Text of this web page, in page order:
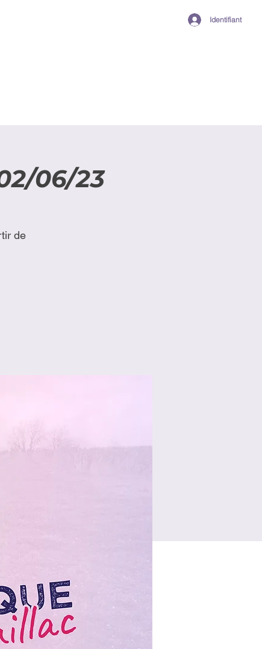
Identifiant
06/23
de